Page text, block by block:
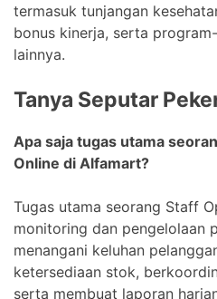
termasuk tunjangan
bonus kinerja, serta
lainnya.
Tanya Seputar
Apa saja tugas utama
Online di Alfamart?
Tugas utama seorang Staff
monitoring dan pengelolaan
menangani keluhan
ketersediaan stok,
serta membuat laporan